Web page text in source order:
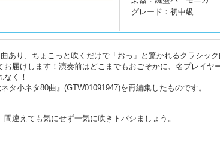
グレード：初中級
あり、ちょこっと吹くだけで「おっ」と驚かれるクラシック
届けします！演奏前はどこまでもおごそかに、名プレイヤ
く！
小ネタ80曲』(GTW01091947)を再編集したものです。
違えても気にせず一気に吹きトバシましょう。